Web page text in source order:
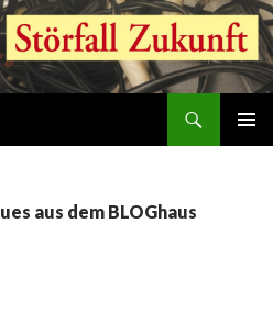
aus dem BLOGhaus